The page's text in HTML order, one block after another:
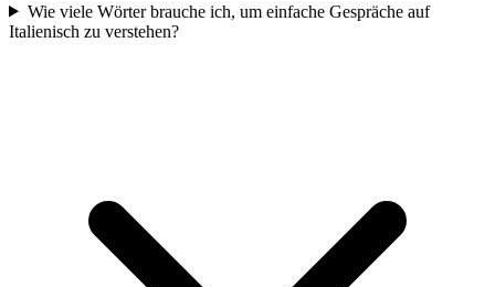
Wie viele Wörter brauche ich, um einfache Gespräche auf
Italienisch zu verstehen?